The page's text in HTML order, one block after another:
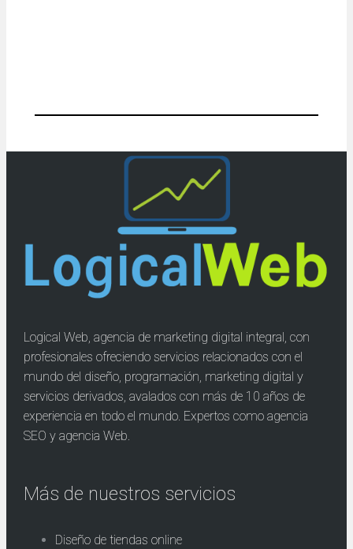
Logical Web, agencia de marketing digital integral, con
profesionales ofreciendo servicios relacionados con el
mundo del diseño, programación, marketing digital y
servicios derivados, avalados con más de 10 años de
experiencia en todo el mundo. Expertos como agencia
SEO y agencia Web.
Más de nuestros servicios
Diseño de tiendas online